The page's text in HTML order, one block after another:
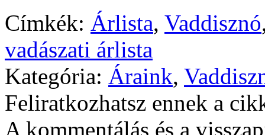
Címkék: Árlista, Vaddisznó
vadászati árlista
Kategória: Áraink,
Feliratkozhatsz ennek a
A kommentálás és a